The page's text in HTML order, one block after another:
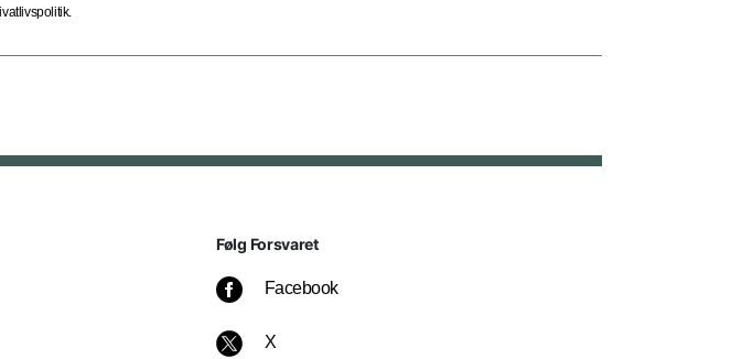
Følg Forsvaret
Facebook
X